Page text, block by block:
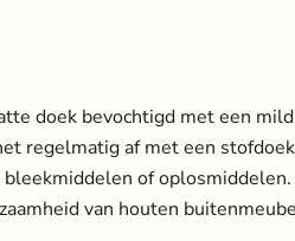
doek bevochtigd met een
regelmatig af met een
of
van houten